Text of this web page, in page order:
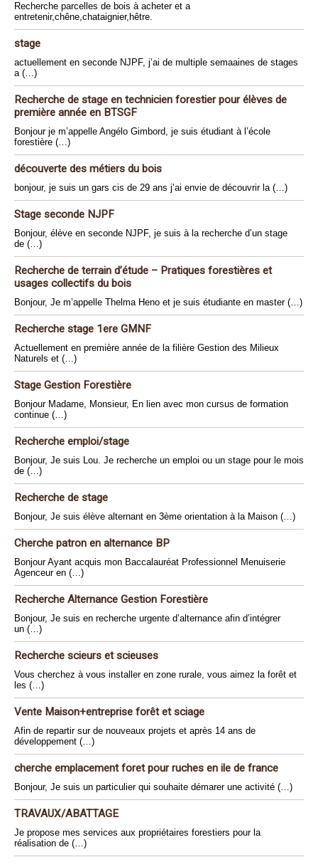
Recherche parcelles de bois à acheter et a
entretenir,chêne,chataignier,hêtre.
stage
actuellement en seconde NJPF, j’ai de multiple semaaines de stages
a (…)
Recherche de stage en technicien forestier pour élèves de
première année en BTSGF
Bonjour je m’appelle Angélo Gimbord, je suis étudiant à l’école
forestière (…)
découverte des métiers du bois
bonjour, je suis un gars cis de 29 ans j’ai envie de découvrir la (…)
Stage seconde NJPF
Bonjour, élève en seconde NJPF, je suis à la recherche d’un stage
de (…)
Recherche de terrain d’étude – Pratiques forestières et
usages collectifs du bois
Bonjour, Je m’appelle Thelma Heno et je suis étudiante en master (…)
Recherche stage 1ere GMNF
Actuellement en première année de la filière Gestion des Milieux
Naturels et (…)
Stage Gestion Forestière
Bonjour Madame, Monsieur, En lien avec mon cursus de formation
continue (…)
Recherche emploi/stage
Bonjour, Je suis Lou. Je recherche un emploi ou un stage pour le mois
de (…)
Recherche de stage
Bonjour, Je suis élève alternant en 3ème orientation à la Maison (…)
Cherche patron en alternance BP
Bonjour Ayant acquis mon Baccalauréat Professionnel Menuiserie
Agenceur en (…)
Recherche Alternance Gestion Forestière
Bonjour, Je suis en recherche urgente d’alternance afin d’intégrer
un (…)
Recherche scieurs et scieuses
Vous cherchez à vous installer en zone rurale, vous aimez la forêt et
les (…)
Vente Maison+entreprise forêt et sciage
Afin de repartir sur de nouveaux projets et après 14 ans de
développement (…)
cherche emplacement foret pour ruches en ile de france
Bonjour, Je suis un particulier qui souhaite démarer une activité (…)
TRAVAUX/ABATTAGE
Je propose mes services aux propriétaires forestiers pour la
réalisation de (…)